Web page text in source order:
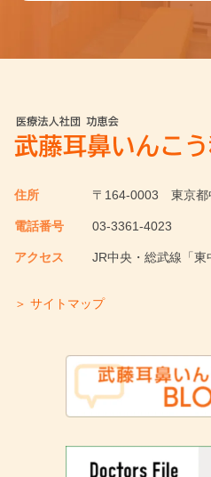
住所 〒164-0003 東京
電話番号 03-3361-4023
アクセス JR中央・総武線「
＞ サイトマップ